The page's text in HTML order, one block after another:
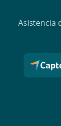
Asistencia